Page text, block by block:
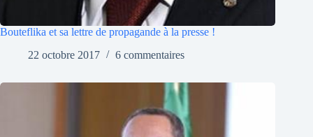
Bouteflika et sa lettre de propagande à la presse !
22 octobre 2017
6 commentaires